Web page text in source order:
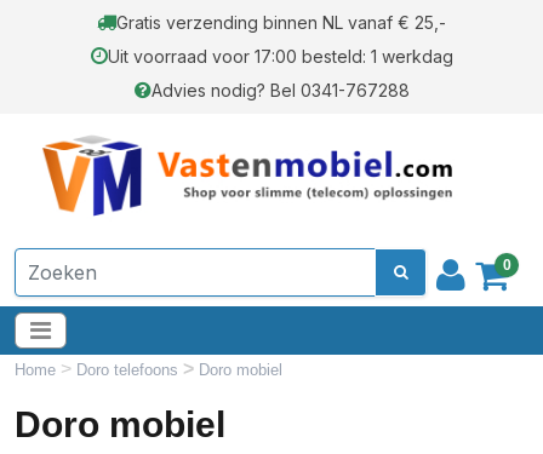
Gratis verzending binnen NL vanaf € 25,-
Uit voorraad voor 17:00 besteld: 1 werkdag
Advies nodig? Bel 0341-767288
0
Home > Doro telefoons > Doro mobiel
Doro mobiel